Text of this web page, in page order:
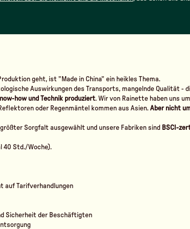
geht, ist "Made in China" ein heikles Thema.
Auswirkungen des Transports, mangelnde Qualität -
how und Technik produziert. Wir von Rainette haben uns
oder Regenmäntel kommen aus Asien. Aber nicht
Sorgfalt ausgewählt und unsere Fabriken sind BSCI-
40 Std./Woche).
auf Tarifverhandlungen
Sicherheit der Beschäftigten